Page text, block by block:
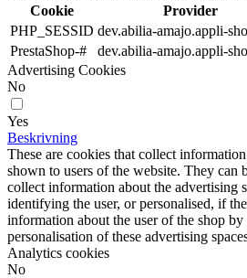
Cookie
Provider
PHP_SESSID dev.abilia-amajo.appli-
PrestaShop-#
dev.abilia-amajo.appli-
Advertising Cookies
No
Yes
Beskrivning
These are cookies that collect
shown to users of the website. They can
collect information about the advertising
identifying the user, or personalised, if
information about the user of the shop
personalisation of these advertising
Analytics cookies
No